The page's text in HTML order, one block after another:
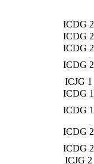
ICDG 2
ICDG 2
ICDG 2
ICDG 2
ICJG 1
ICDG 1
ICDG 1
ICDG 2
ICDG 2
ICJG 2